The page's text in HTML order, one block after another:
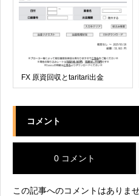
FX 原資回収とtaritari出金
コメント
0 コメント
この記事へのコメントはありませ